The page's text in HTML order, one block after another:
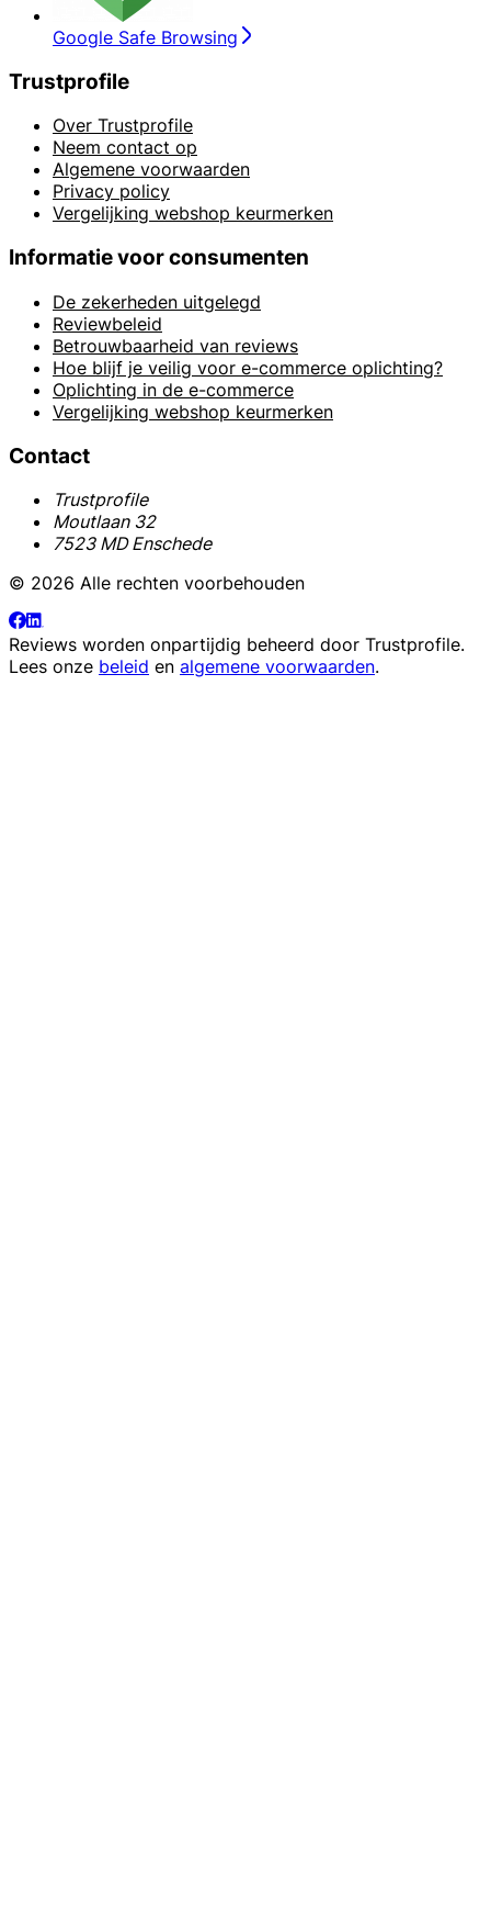
Google Safe Browsing
Trustprofile
Over Trustprofile
Neem contact op
Algemene voorwaarden
Privacy policy
Vergelijking webshop keurmerken
Informatie voor consumenten
De zekerheden uitgelegd
Reviewbeleid
Betrouwbaarheid van reviews
Hoe blijf je veilig voor e-commerce oplichting?
Oplichting in de e-commerce
Vergelijking webshop keurmerken
Contact
Trustprofile
Moutlaan 32
7523 MD Enschede
© 2026 Alle rechten voorbehouden
Reviews worden onpartijdig beheerd door Trustprofile.
Lees onze beleid en algemene voorwaarden.